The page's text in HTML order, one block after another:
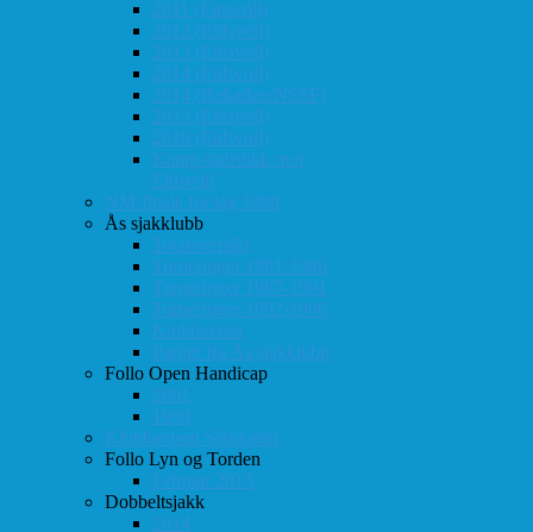
2011 (Eidsvoll)
2012 (Eidsvoll)
2013 (Eidsvoll)
2014 (Eidsvoll)
2014 (Rokaden/NSSF)
2015 (Eidsvoll)
2016 (Eidsvoll)
Kamp-statistikk mot
Eidsvoll
NM-finale for lag 1998
Ås sjakklubb
Totaloversikt
Turneringer 1981-1986
Turneringer 1987-1991
Turneringer 1992-1996
Klubbaviser
Partier fra Ås sjakklubb
Follo Open Handicap
2001
1999
Klubbavisen Sjakkalen
Follo Lyn og Torden
Februar 2013
Dobbeltsjakk
2014